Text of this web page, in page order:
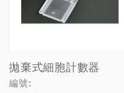
拋棄式細胞計數器
編號: